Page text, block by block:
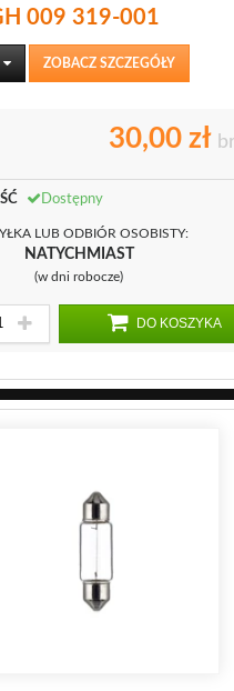
009 319-001
ZOBACZ SZCZEGÓŁY
30,00 zł
Dostępny
LUB ODBIÓR OSOBISTY:
NATYCHMIAST
(w dni robocze)
DO KOSZYKA